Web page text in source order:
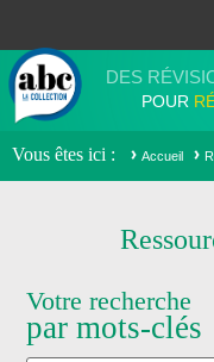
DES
POUR
Vous êtes ici Accueil
Votre recherche
par mots-clés